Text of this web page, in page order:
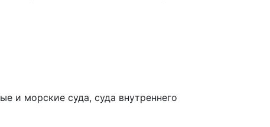
и морские суда, суда внутреннего